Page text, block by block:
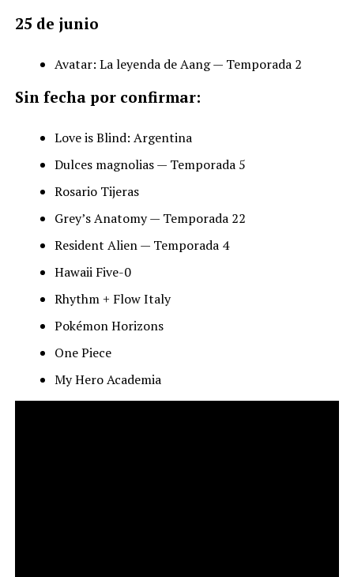
25 de junio
Avatar: La leyenda de Aang — Temporada 2
Sin fecha por confirmar:
Love is Blind: Argentina
Dulces magnolias — Temporada 5
Rosario Tijeras
Grey’s Anatomy — Temporada 22
Resident Alien — Temporada 4
Hawaii Five-0
Rhythm + Flow Italy
Pokémon Horizons
One Piece
My Hero Academia